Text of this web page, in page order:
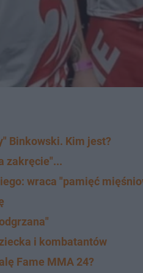
Binkowski. Kim jest?
zakręcie"...
wraca "pamięć
i kombatantów
Fame MMA 24?